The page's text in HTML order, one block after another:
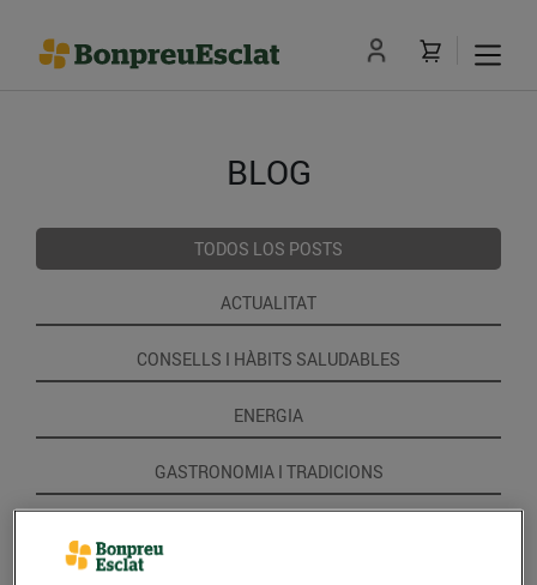
BLOG
TODOS LOS POSTS
ACTUALITAT
CONSELLS I HÀBITS SALUDABLES
ENERGIA
GASTRONOMIA I TRADICIONS